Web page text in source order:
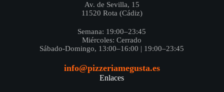
Av. de Sevilla, 15
11520 Rota (Cádiz)
Semana: 19:00–23:45
Miércoles: Cerrado
Sábado-Domingo, 13:00–16:00 | 19:00–23:45
info@pizzeriamegusta.es
Enlaces